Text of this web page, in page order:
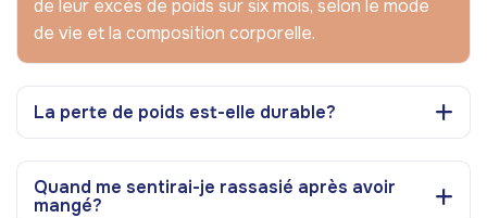
de leur excès de poids sur six mois, selon le mode
de vie et la composition corporelle.
La perte de poids est-elle durable?
Quand me sentirai-je rassasié après avoir
mangé?